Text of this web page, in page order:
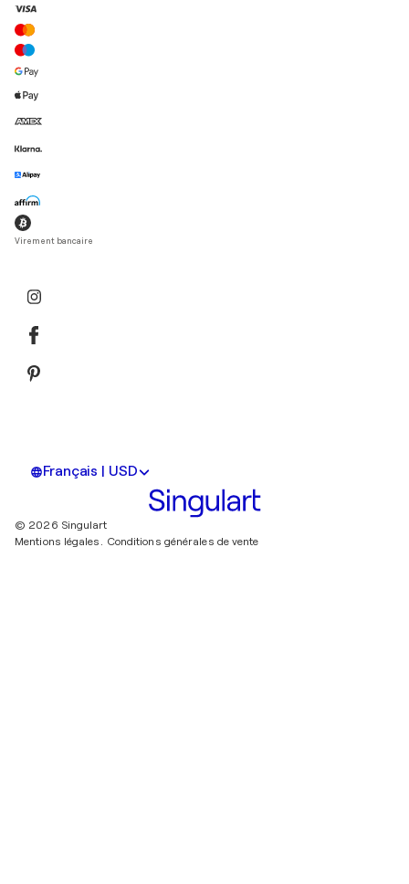
Virement bancaire
Français | USD
© 2026 Singulart
Mentions légales. Conditions générales de vente